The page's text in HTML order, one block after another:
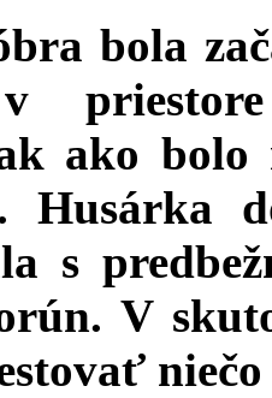
bola
v
ako
Husárka
s
V